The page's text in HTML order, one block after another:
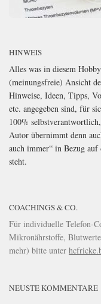
HINWEIS
Alles was in diesem
(meinungsfreie) Ansicht
Hinweise, Ideen, Tipps,
etc. angegeben sind, für
100%
Autor übernimmt denn
auch immer“ in Bezug auf
steht.
COACHINGS & CO.
Für individuelle Telefon-
Mikronährstoffe,
mehr) bitte unter
NEUSTE KOMMENTARE